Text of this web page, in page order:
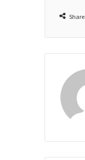
Share